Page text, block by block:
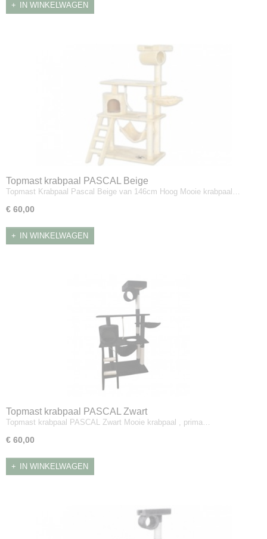
IN WINKELWAGEN
Topmast krabpaal PASCAL Beige
Topmast Krabpaal Pascal Beige van 146cm Hoog Mooie krabpaal…
€ 60,00
IN WINKELWAGEN
Topmast krabpaal PASCAL Zwart
Topmast krabpaal PASCAL Zwart Mooie krabpaal , prima…
€ 60,00
IN WINKELWAGEN